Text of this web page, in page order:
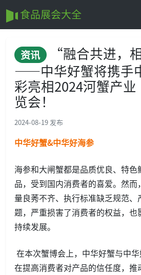
食品展会大全
资讯 “融合共进，
——中华好蟹将携手
彩亮相2024河蟹产
览会！
2024-08-19 发布
中华好蟹&中华好海参
海参和大闸蟹都是品质优良、特
品，受到国内消费者的喜爱。然
量良莠不齐、执行标准缺乏规范、
题，严重损害了消费者的权益，也
持续发展。
在本次蟹博会上，中华好蟹与中
在提高消费者对产品的信任度，推